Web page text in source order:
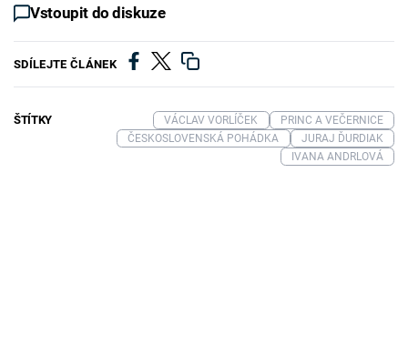
Vstoupit do diskuze
SDÍLEJTE ČLÁNEK
ŠTÍTKY VÁCLAV VORLÍČEK
PRINC A VEČERNICE
ČESKOSLOVENSKÁ POHÁDKA
JURAJ ĎURDIAK
IVANA ANDRLOVÁ